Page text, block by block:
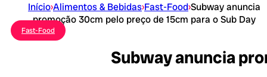
Início›Alimentos & Bebidas›Fast-Food›Subway anuncia
promoção 30cm pelo preço de 15cm para o Sub Day
Fast-Food
Subway anuncia